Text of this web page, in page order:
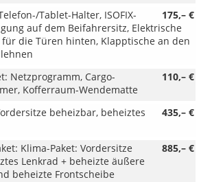
175,– €
Tablet-Halter, ISOFIX-
auf dem Beifahrersitz, Elektrische
die Türen hinten, Klapptische an den
110,– €
Netzprogramm, Cargo-
Kofferraum-Wendematte
435,– €
beheizbar, beheiztes
885,– €
Klima-Paket: Vordersitze
Lenkrad + beheizte äußere
beheizte Frontscheibe